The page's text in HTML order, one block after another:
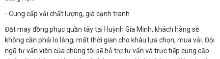
- Cung cấp vải chất lượng, giá cạnh tranh
Đặt may đồng phục quần tây tại Huỳnh Gia Minh, khách hàng sẽ
không cần phải lo lắng, mất thời gian cho khâu lựa chọn, mua vải. Đội
ngũ tư vấn viên của chúng tôi sẽ hỗ trợ tư vấn và trực tiếp cung cấp